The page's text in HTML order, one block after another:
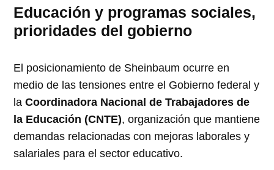
Educación y programas sociales,
prioridades del gobierno
El posicionamiento de Sheinbaum ocurre en
medio de las tensiones entre el Gobierno federal y
laCoordinadora Nacional de Trabajadores de
la Educación (CNTE), organización que mantiene
demandas relacionadas con mejoras laborales y
salariales para el sector educativo.